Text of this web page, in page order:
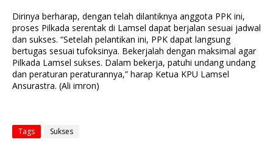
Dirinya berharap, dengan telah dilantiknya anggota PPK ini,
proses Pilkada serentak di Lamsel dapat berjalan sesuai jadwal
dan sukses. “Setelah pelantikan ini, PPK dapat langsung
bertugas sesuai tufoksinya. Bekerjalah dengan maksimal agar
Pilkada Lamsel sukses. Dalam bekerja, patuhi undang undang
dan peraturan peraturannya,” harap Ketua KPU Lamsel
Ansurastra. (Ali imron)
Tags Sukses